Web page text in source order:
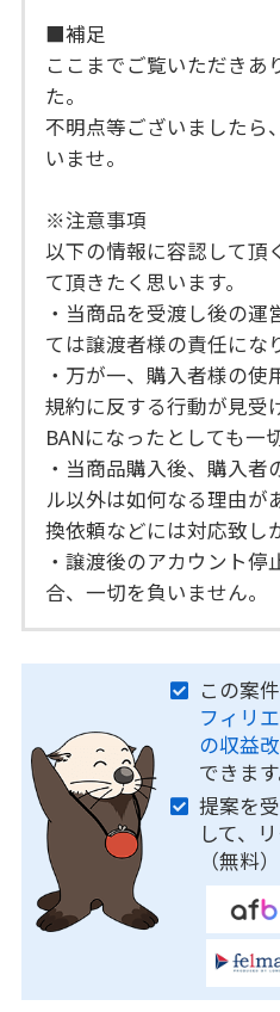
■補足
ここまでご覧いただきあ
た。
不明点等ございましたら
いませ。
※注意事項
以下の情報に容認して頂
て頂きたく思います。
・当商品を受渡し後の運
ては譲渡者様の責任にな
・万が一、購入者様の
規約に反する行動が見受
BANになったとしても一
・当商品購入後、購入者
ル以外は如何なる理由が
換依頼などには対応致し
・譲渡後のアカウント停
合、一切を負いません。
この案
フィリ
の収益
できます
提案を
して、
（無料）